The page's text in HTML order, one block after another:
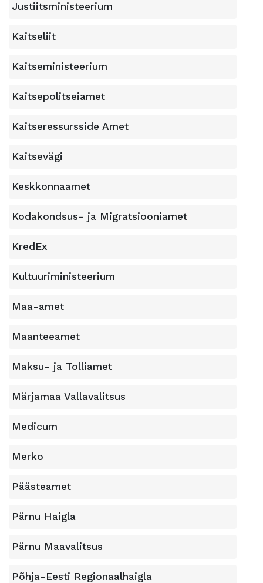
Justiitsministeerium
Kaitseliit
Kaitseministeerium
Kaitsepolitseiamet
Kaitseressursside Amet
Kaitsevägi
Keskkonnaamet
Kodakondsus- ja Migratsiooniamet
KredEx
Kultuuriministeerium
Maa-amet
Maanteeamet
Maksu- ja Tolliamet
Märjamaa Vallavalitsus
Medicum
Merko
Päästeamet
Pärnu Haigla
Pärnu Maavalitsus
Põhja-Eesti Regionaalhaigla